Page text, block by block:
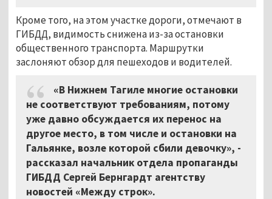
Кроме того, на этом участке дороги, отмечают в
ГИБДД, видимость снижена из-за остановки
общественного транспорта. Маршрутки
заслоняют обзор для пешеходов и водителей.
«В Нижнем Тагиле многие остановки
не соответствуют требованиям, потому
уже давно обсуждается их перенос на
другое место, в том числе и остановки на
Гальянке, возле которой сбили девочку», -
рассказал начальник отдела пропаганды
ГИБДД Сергей Бернгардт агентству
новостей «Между строк».